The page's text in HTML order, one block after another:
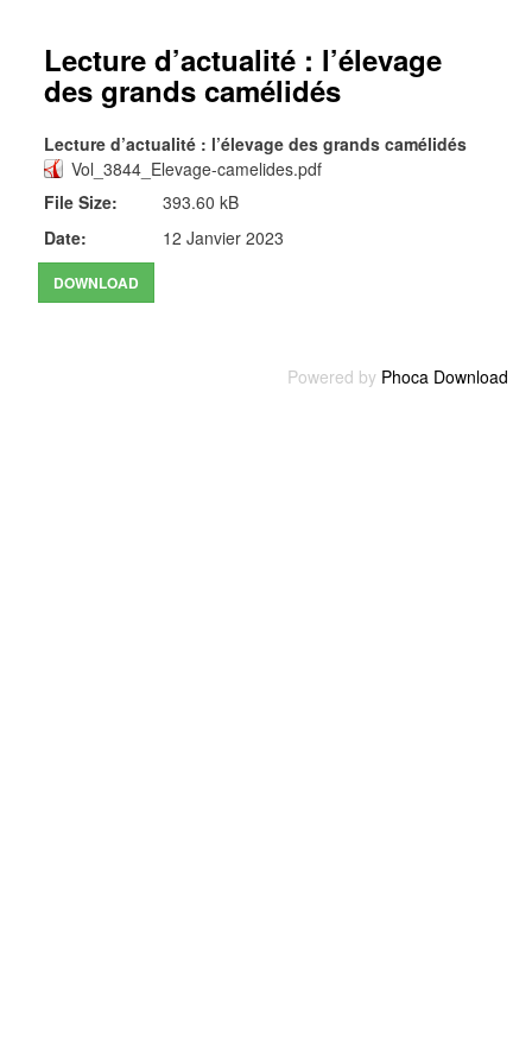
Lecture d’actualité : l’élevage
des grands camélidés
Lecture d’actualité : l’élevage des grands camélidés
Vol_3844_Elevage-camelides.pdf
File Size:
393.60 kB
Date:
12 Janvier 2023
Powered by Phoca Download